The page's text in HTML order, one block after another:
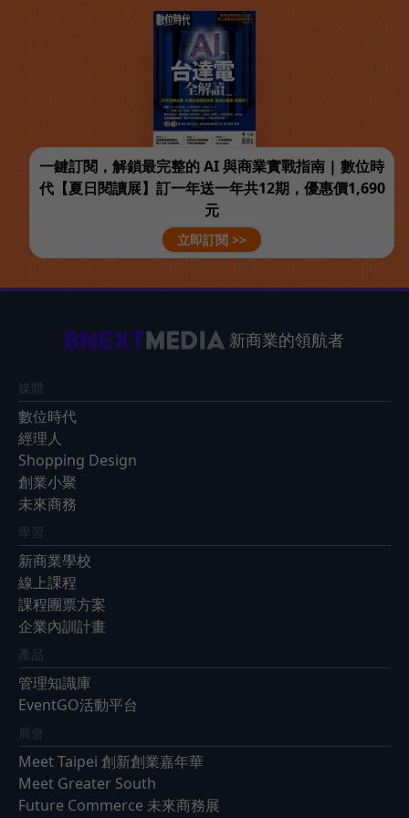
一鍵訂閱，解鎖最完整的 AI 與商業實戰指南 | 數位時
代【夏日閱讀展】訂一年送一年共12期，優惠價1,690
元
立即訂閱 >>
新商業的領航者
媒體
數位時代
經理人
Shopping Design
創業小聚
未來商務
學習
新商業學校
線上課程
課程團票方案
企業內訓計畫
產品
管理知識庫
EventGO活動平台
展會
Meet Taipei 創新創業嘉年華
Meet Greater South
Future Commerce 未來商務展